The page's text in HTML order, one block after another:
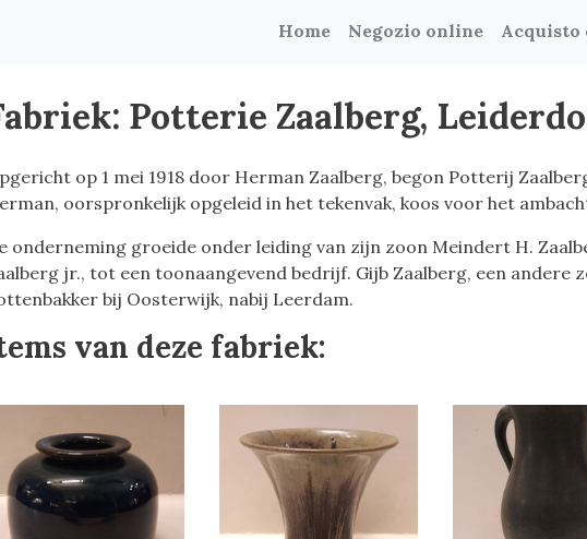
Home Negozio online Acquisto
Potterie Zaalberg,
op 1 mei 1918 door Herman Zaalberg, begon Potterij
oorspronkelijk opgeleid in het tekenvak, koos voor het
onderneming groeide onder leiding van zijn zoon Meindert H.
jr., tot een toonaangevend bedrijf. Gijb Zaalberg, een andere
bij Oosterwijk, nabij Leerdam.
van deze fabriek: